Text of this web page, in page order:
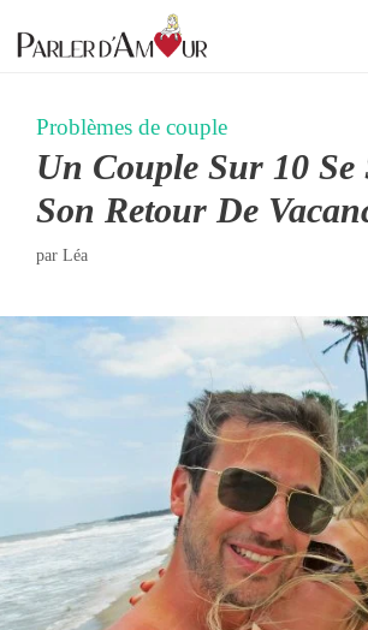
au
Problèmes de couple
Un Couple Sur 10 Se
Son Retour De
par Léa